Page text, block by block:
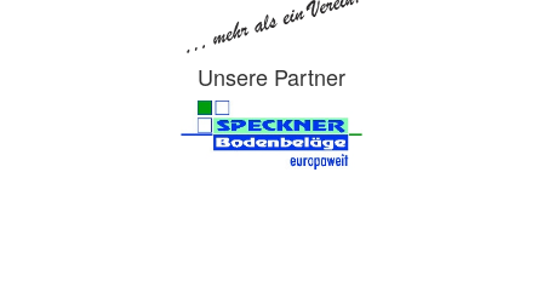
Unsere Partner